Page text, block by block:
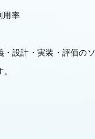
用率
設計・実装・評価のソ